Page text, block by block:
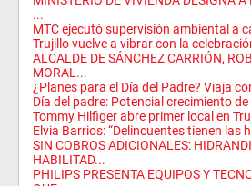
...
MTC ejecutó supervisión ambiental a
Trujillo vuelve a vibrar con la
ALCALDE DE SÁNCHEZ CARRIÓN,
MORAL...
¿Planes para el Día del Padre? Viaja
Día del padre: Potencial crecimiento
Tommy Hilfiger abre primer local en
Elvia Barrios: “Delincuentes tienen las
SIN COBROS ADICIONALES:
HABILITAD...
PHILIPS PRESENTA EQUIPOS Y